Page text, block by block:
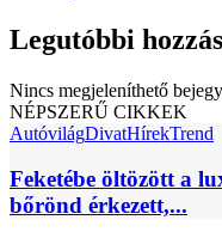
Legutóbbi
Nincs megjeleníthető
NÉPSZERŰ CIKKEK
AutóvilágDivatHírekTrend
Feketébe öltözött a
bőrönd érkezett,...